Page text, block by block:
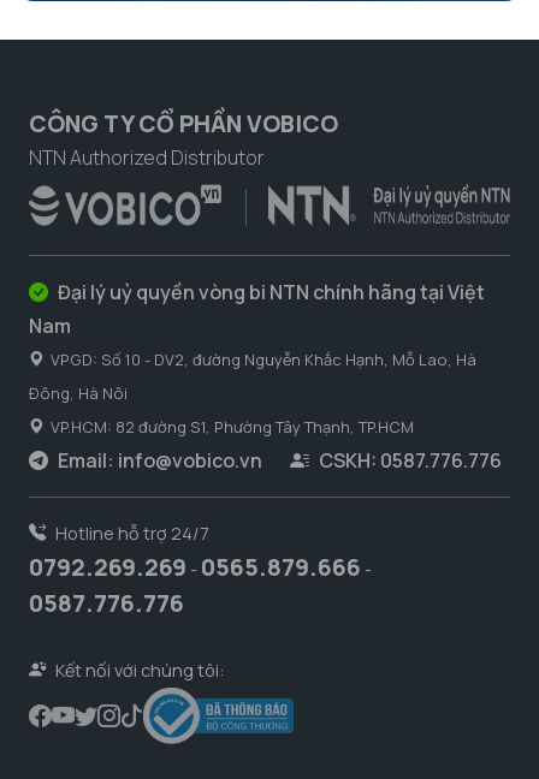
CÔNG TY CỔ PHẦN VOBICO
NTN Authorized Distributor
Đại lý uỷ quyền vòng bi NTN chính hãng tại Việt
Nam
VPGD: Số 10 - DV2, đường Nguyễn Khắc Hạnh, Mỗ Lao, Hà
Đông, Hà Nôi
VP.HCM: 82 đường S1, Phường Tây Thạnh, TP.HCM
Email: info@vobico.vn CSKH: 0587.776.776
Hotline hỗ trợ 24/7
0792.269.269 - 0565.879.666 -
0587.776.776
Kết nối với chúng tôi: